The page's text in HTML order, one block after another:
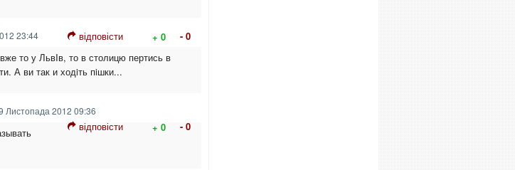
23:44 відповісти + 0
- 0
то у ЛьвIв, то в столицю пертись в
А ви так и ходiть пiшки...
Листопада 2012 09:36
відповісти + 0 - 0